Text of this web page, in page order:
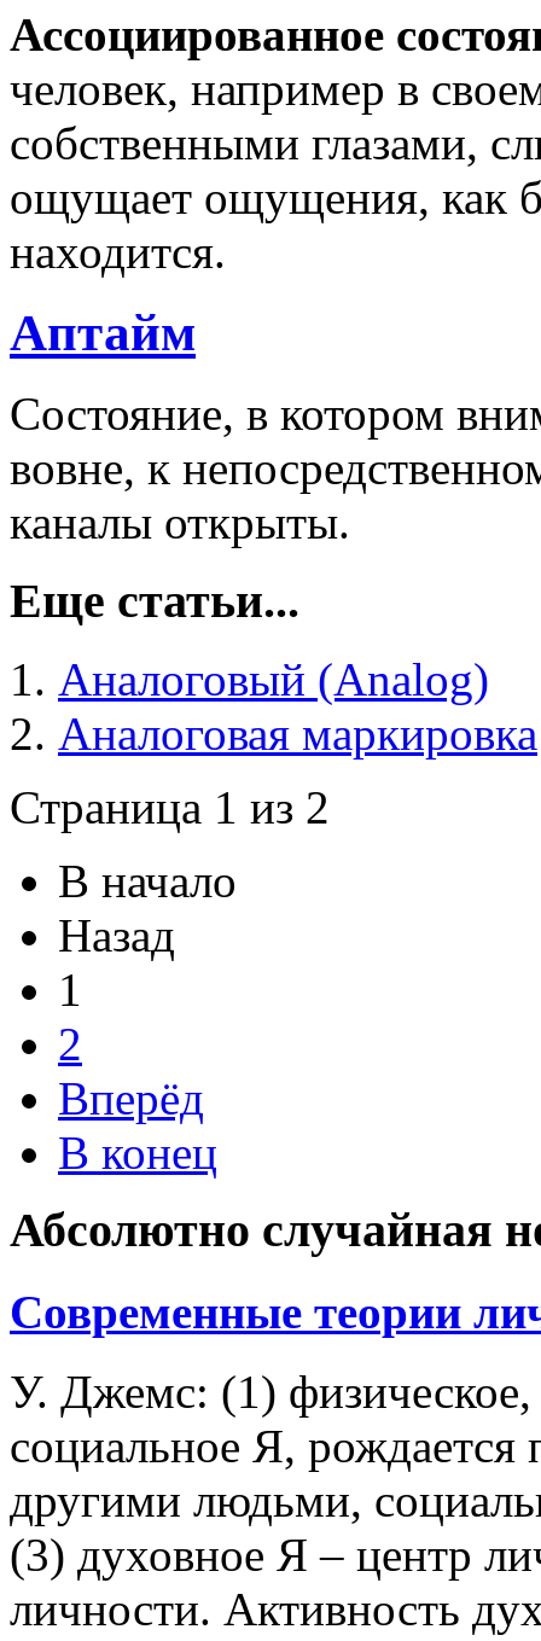
Ассоциированное
человек, например в
собственными глазами,
ощущает ощущения, как
находится.
Аптайм
Состояние, в котором
вовне, к
каналы открыты.
Еще статьи...
Аналоговый (Analog)
Аналоговая маркировка
Страница 1 из 2
В начало
Назад
1
2
Вперёд
В конец
Абсолютно случайная
Современные теории
У. Джемс: (1)
социальное Я, рождается
другими людьми,
(3) духовное Я – центр
личности. Активность